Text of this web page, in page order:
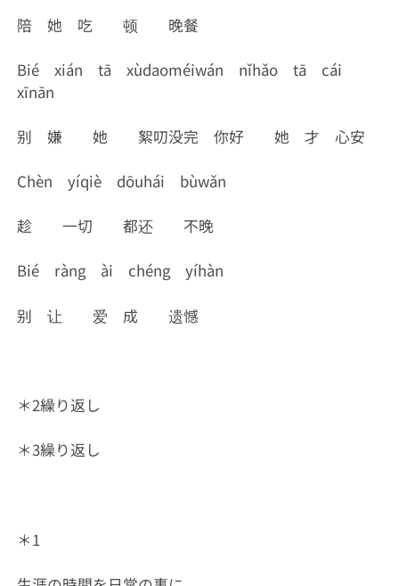
陪 她 吃 顿 晚餐
Bié xián tā xùdaoméiwán nǐhǎo tā cái
xīnān
别 嫌 她 絮叨没完 你好 她 才 心安
Chèn yíqiè dōuhái bùwǎn
趁 一切 都还 不晚
Bié ràng ài chéng yíhàn
别 让 爱 成 遗憾
＊2繰り返し
＊3繰り返し
＊1